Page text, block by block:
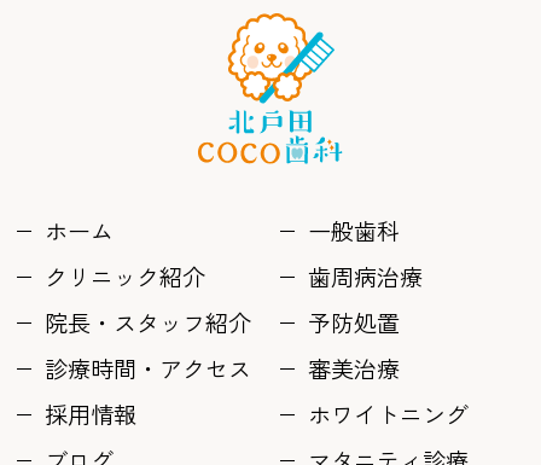
ホーム
一般歯科
クリニック紹介
歯周病治療
院長・スタッフ紹介
予防処置
診療時間・アクセス
審美治療
採用情報
ホワイトニング